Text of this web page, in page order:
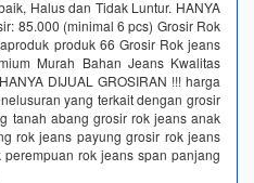
Halus dan Tidak Luntur. HANYA
85.000 (minimal 6 pcs) Grosir Rok
produk 66 Grosir Rok jeans
Murah Bahan Jeans Kwalitas
DIJUAL GROSIRAN !!! harga
yang terkait dengan grosir
tanah abang grosir rok jeans anak
rok jeans payung grosir rok jeans
rok jeans span panjang